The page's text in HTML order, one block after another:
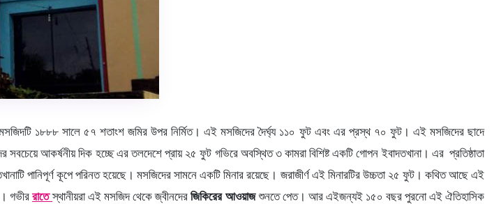
১৮৮৮ সালে ৫৭ শতাংশ জমির উপর নির্মিত। এই মসজিদের দৈর্ঘ্য ১১০ ফুট এবং এর প্রস্থ ৭০ ফুট। এই মসজিদের ছাদে
আকর্ষনীয় দিক হচ্ছে এর তলদেশে প্রায় ২৫ ফুট গভিরে অবস্থিত ৩ কামরা বিশিষ্ট একটি গোপন ইবাদতখানা। এর প্রতিষ্ঠাতা
পানিপূর্ণ কূপে পরিনত হয়েছে। মসজিদের সামনে একটি মিনার রয়েছে। জরাজীর্ণ এই মিনারটির উচ্চতা ২৫ ফুট। কথিত আছে এই
গভীররাতে স্থানীয়রা এই মসজিদ থেকে জ্বীনদেরজিকিরের আওয়াজশুনতে পেত। আর এইজন্যই ১৫০ বছর পুরনো এই ঐতিহাসিক